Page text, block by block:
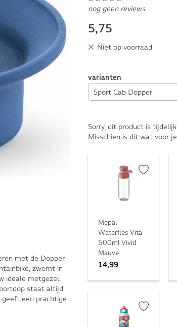
met de Dopper
zwemt in
ideale metgezel.
staat altijd
geeft een prachtige
nog geen reviews
5,75
Niet op voorraad
varianten
Sorry, dit product is
Misschien is dit wat voor
Mepal
Waterfles Vita
500ml Vivid
Mauve
14,99